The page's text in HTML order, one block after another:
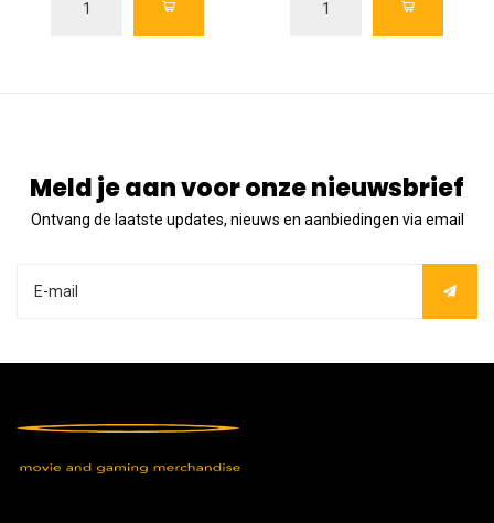
Meld je aan voor onze nieuwsbrief
Ontvang de laatste updates, nieuws en aanbiedingen via email